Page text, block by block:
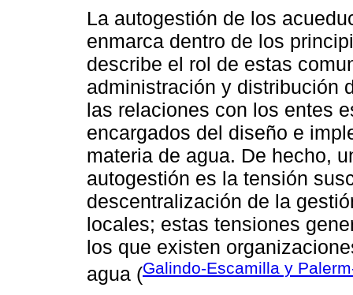
La autogestión de los
enmarca dentro de los
describe el rol de estas
administración y distribución
las relaciones con los entes
encargados del diseño e
materia de agua. De hecho,
autogestión es la tensión
descentralización de la
locales; estas tensiones
los que existen
agua (Galindo-Escamilla y